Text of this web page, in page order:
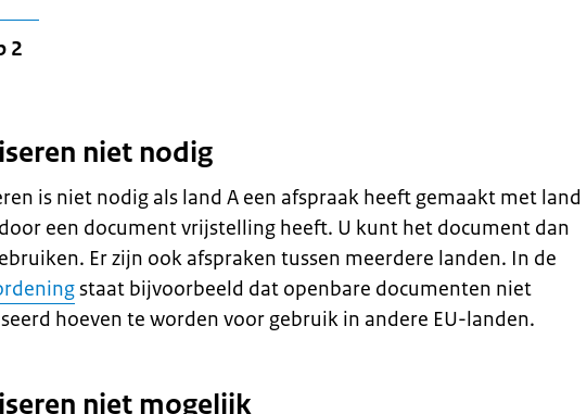
2
niet nodig
is niet nodig als land A een afspraak heeft gemaakt met land
een document vrijstelling heeft. U kunt het document dan
Er zijn ook afspraken tussen meerdere landen. In de
staat bijvoorbeeld dat openbare documenten niet
hoeven te worden voor gebruik in andere EU-landen.
niet mogelijk